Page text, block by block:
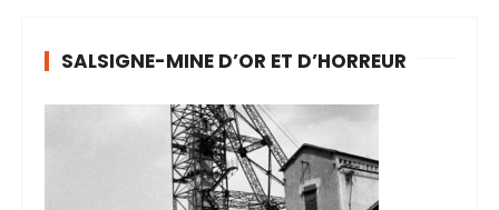
SALSIGNE-MINE D’OR ET D’HORREUR